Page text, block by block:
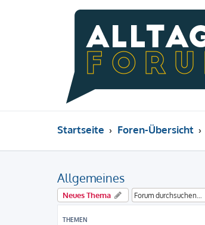
Startseite Foren-Übersicht
Allgemeines
Neues Thema
THEMEN